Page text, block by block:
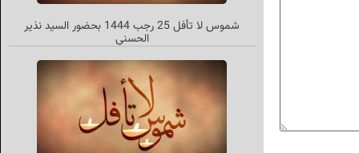
شموس لا تأفل 25 رجب 1444 بحضور السيد نذير
الحسني